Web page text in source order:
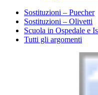
Sostituzioni – Puecher
Sostituzioni – Olivetti
Scuola in Ospedale e
Tutti gli argomenti